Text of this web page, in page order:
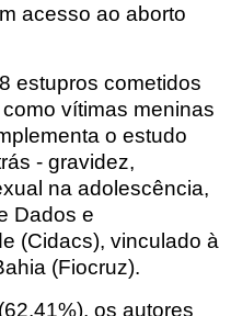
acesso ao aborto
estupros cometidos
vítimas meninas
o estudo
- gravidez,
na adolescência,
Dados e
(Cidacs), vinculado à
(Fiocruz).
os autores